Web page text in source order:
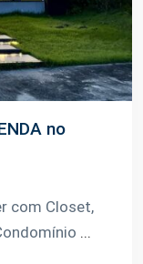
no
com Closet,
...